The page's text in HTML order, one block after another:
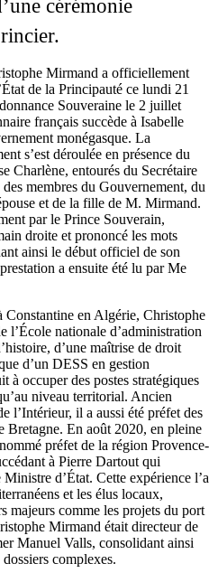
cérémonie
Mirmand a officiellement
de la Principauté ce lundi 21
Souveraine le 2 juillet
français succède à Isabelle
monégasque. La
s’est déroulée en présence du
Charlène, entourés du Secrétaire
membres du Gouvernement, du
et de la fille de M. Mirmand.
par le Prince Souverain,
droite et prononcé les mots
ainsi le début officiel de son
a ensuite été lu par Me
en Algérie, Christophe
l’École nationale d’administration
d’une maîtrise de droit
d’un DESS en gestion
à occuper des postes stratégiques
niveau territorial. Ancien
l’Intérieur, il a aussi été préfet des
Bretagne. En août 2020, en pleine
préfet de la région Provence-
à Pierre Dartout qui
d’État. Cette expérience l’a
et les élus locaux,
majeurs comme les projets du port
Mirmand était directeur de
Manuel Valls, consolidant ainsi
complexes.